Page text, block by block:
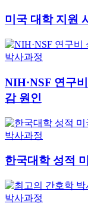
미국 대학 지원
박사과정
NIH·NSF 연구
감 원인
박사과정
한국대학 성적
박사과정